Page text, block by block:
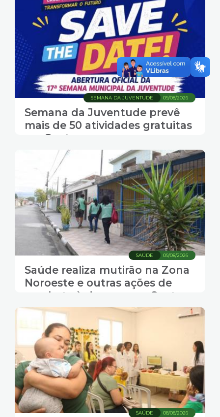
09/08/2026
SEMANA DA JUVENTUDE
Semana da Juventude prevê
mais de 50 atividades gratuitas
em Santos
09/08/2026
SAÚDE
Saúde realiza mutirão na Zona
Noroeste e outras ações de
combate à dengue em Santos
08/08/2026
SAÚDE